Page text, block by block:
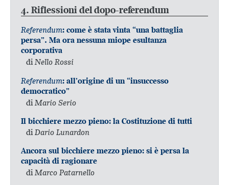
4. Riflessioni del dopo-referendum
Referendum: come è stata vinta “una battaglia
persa”. Ma ora nessuna miope esultanza
corporativa
di Nello Rossi
Referendum: all’origine di un “insuccesso
democratico”
di Mario Serio
Il bicchiere mezzo pieno: la Costituzione di tutti
diDario Lunardon
Ancora sul bicchiere mezzo pieno: si è persa la
capacità di ragionare
di Marco Patarnello